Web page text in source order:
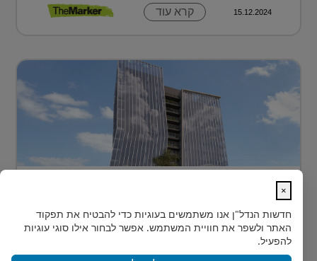
15.12.2024 קרא עוד
MEDIPORT תל השומר - נבנה לפרוץ דרך אל המחר
בעולם הרפואה של המאה ה-21, קצב החדשנות אינו
מאפשר מנ...
×
חדשות הנדל"ן אנו משתמשים בעוגיות כדי להבטיח את תפקוד
האתר ולשפר את חוויית המשתמש. אפשר לבחור אילו סוגי עוגיות
להפעיל.